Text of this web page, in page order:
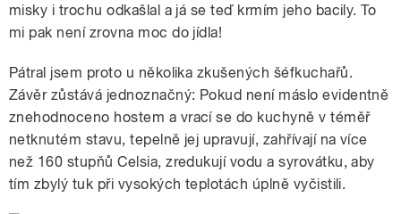
misky i trochu odkašlal a já se teď krmím jeho bacily. To
mi pak není zrovna moc do jídla!
Pátral jsem proto u několika zkušených šéfkuchařů.
Závěr zůstává jednoznačný: Pokud není máslo evidentně
znehodnoceno hostem a vrací se do kuchyně v téměř
netknutém stavu, tepelně jej upravují, zahřívají na více
než 160 stupňů Celsia, zredukují vodu a syrovátku, aby
tím zbylý tuk při vysokých teplotách úplně vyčistili.